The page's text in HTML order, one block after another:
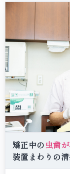
矯正中の虫歯
装置まわりの